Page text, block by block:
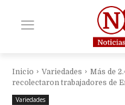
Inicio Variedades
Más de
recolectaron trabajadores de
Variedades